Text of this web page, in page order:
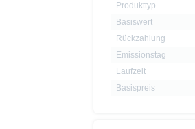
Produkttyp
Basiswert
Rückzahlung
Emissionstag
Laufzeit
Basispreis